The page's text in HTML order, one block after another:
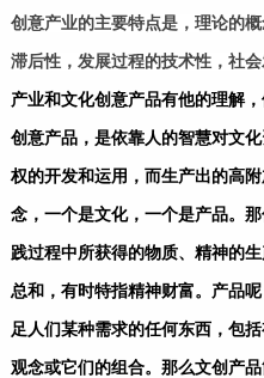
创意产业的主要特点是，理论的
滞后性，发展过程的技术性，社会
产业和文化创意产品有他的理解
创意产品，是依靠人的智慧对文
权的开发和运用，而生产出的高
念，一个是文化，一个是产品。
践过程中所获得的物质、精神的
总和，有时特指精神财富。产品
足人们某种需求的任何东西，包
观念或它们的组合。那么文创产